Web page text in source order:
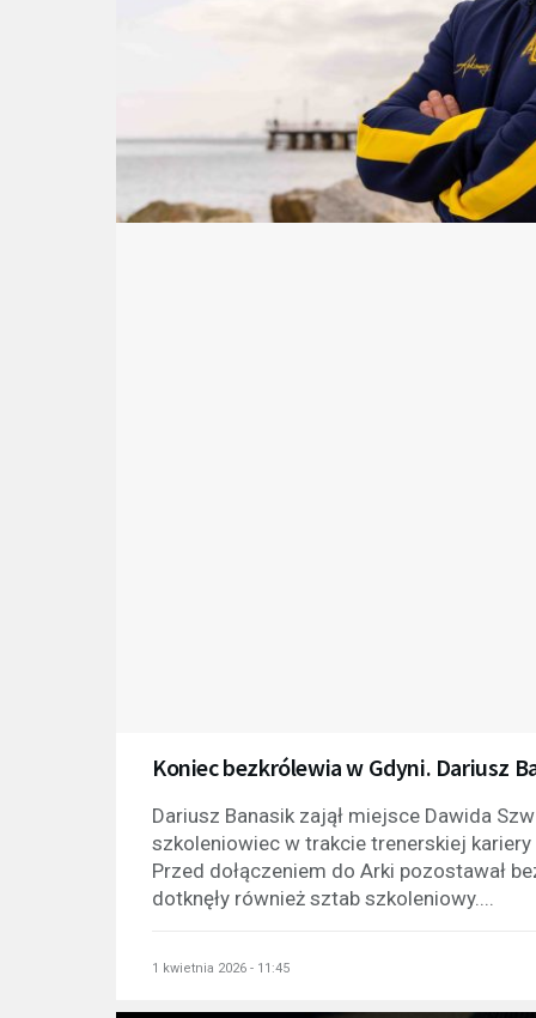
Koniec bezkrólewia w Gdyni. Dariusz
Dariusz Banasik zajął miejsce Dawida
szkoleniowiec w trakcie trenerskiej
Przed dołączeniem do Arki pozostawał
dotknęły również sztab szkoleniowy....
1 kwietnia 2026 - 11:45